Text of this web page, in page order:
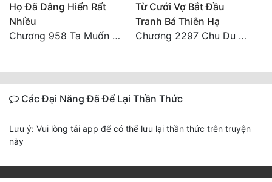
Họ Đã Dâng Hiến Rất
Nhiều
Chương 958 Ta Muốn Cùng Các Cô Vĩnh Viễn Ở Bên Nhau (2) Hết
Từ Cưới Vợ Bắt Đầu
Tranh Bá Thiên Hạ
Chương 2297 Chu Du Du mang thai
Các Đại Năng Đã Để Lại Thần Thức
Lưu ý: Vui lòng tải app để có thể lưu lại thần thức trên truyện
này